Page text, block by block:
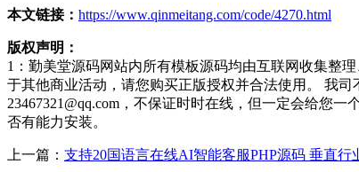
本文链接： https://www.qinmeitang.com/code/4270.html
版权声明：
1：勤美堂源码网站内所有模板源码均由互联网收集整
于其他商业活动，请您购买正版授权并合法使用。 我
23467321@qq.com，不保证时时在线，但一定会给您
否有能力安装。
上一篇： 支持20国语言在线AI智能客服PHP源码 垂直行